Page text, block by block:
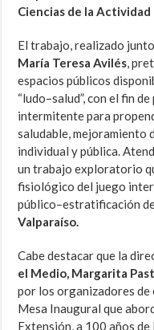
Ciencias de la
El trabajo, realizado
María Teresa Avilés,
espacios públicos
“ludo–salud”, con el fin
intermitente para
saludable, mejoramiento
individual y pública.
un trabajo exploratorio
fisiológico del juego
público–estratificación
Valparaíso.
Cabe destacar que la
el Medio, Margarita
por los organizadores de
Mesa Inaugural que
Extensión, a 100 años